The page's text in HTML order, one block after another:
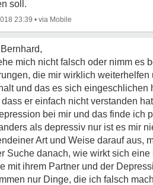
soll.
23:39 •
mich nicht falsch oder nimm es
die mir wirklich
und das es sich
dass er einfach nicht verstanden
bei mir und das finde ich
als depressiv nur ist es mir
Art und Weise darauf aus,
Suche danach, wie wirkt sich
mit ihrem Partner und der
nur Dinge, die ich falsch